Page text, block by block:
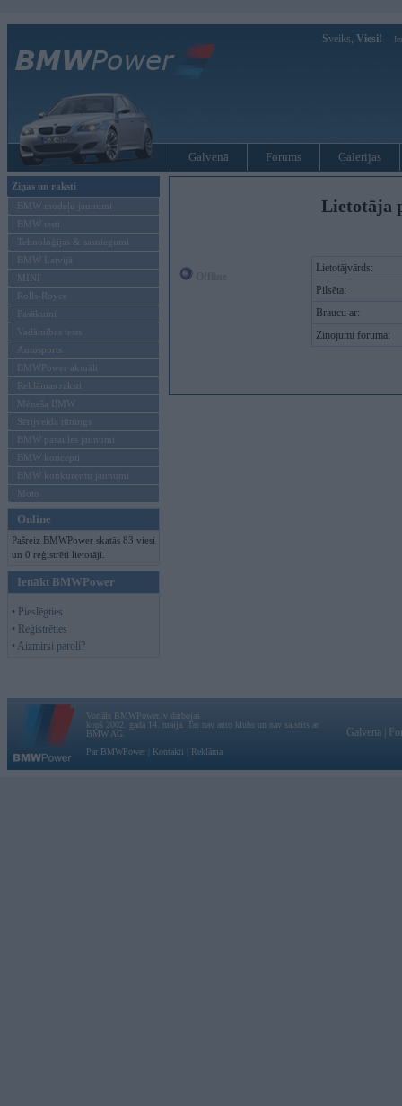
Sveiks, Viesi!
Galvenā Forums Galerijas
Ziņas un raksti
BMW modeļu jaunumi
BMW testi
Tehnoloģijas & sasniegumi
BMW Latvijā
MINI
Rolls-Royce
Pasākumi
Vadāmības tests
Autosports
BMWPower aktuāli
Reklāmas raksti
Mēneša BMW
Sērijveida tūnings
BMW pasaules jaunumi
BMW koncepti
BMW konkurentu jaunumi
Moto
Online
Pašreiz BMWPower skatās 83 viesi
un 0 reģistrēti lietotāji.
Ienākt BMWPower
• Pieslēgties
• Reģistrēties
• Aizmirsi paroli?
Lietotāja
Lietotājvārds:
Pilsēta:
Braucu ar:
Ziņojumi forumā:
Vortāls BMWPower.lv darbojas
kopš 2002. gada 14. maija. Tas nav auto klubs un nav saistīts ar
BMW AG.
Par BMWPower
Kontakti Reklāma
Galvena